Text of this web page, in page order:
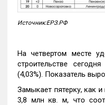
Источник:ЕРЗ.РФ
На четвертом месте
строительстве
(4,03%). Показатель
Замыкает пятерку, как
3,8 млн кв. м, что